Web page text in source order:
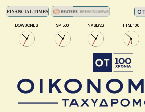
DOW JONES SP 500 NASDAQ FTSE 100